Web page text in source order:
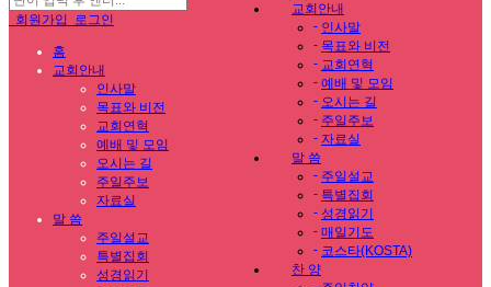
교회안내
- 인사말
- 목표와 비전
- 교회연혁
- 예배 및 모임
- 오시는 길
- 주일주보
- 자료실
말 씀
- 주일설교
- 특별집회
- 성경읽기
- 매일기도
- 코스타(KOSTA)
찬 양
회원가입 로그인
홈
교회안내
인사말
목표와 비전
교회연혁
예배 및 모임
오시는 길
주일주보
자료실
말 씀
주일설교
특별집회
성경읽기